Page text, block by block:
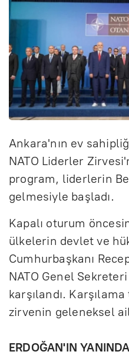
Ankara'nın ev
NATO Liderler
program, liderlerin
gelmesiyle başladı.
Kapalı oturum
ülkelerin devlet ve
Cumhurbaşkanı
NATO Genel
karşılandı.
zirvenin geleneksel
ERDOĞAN'IN